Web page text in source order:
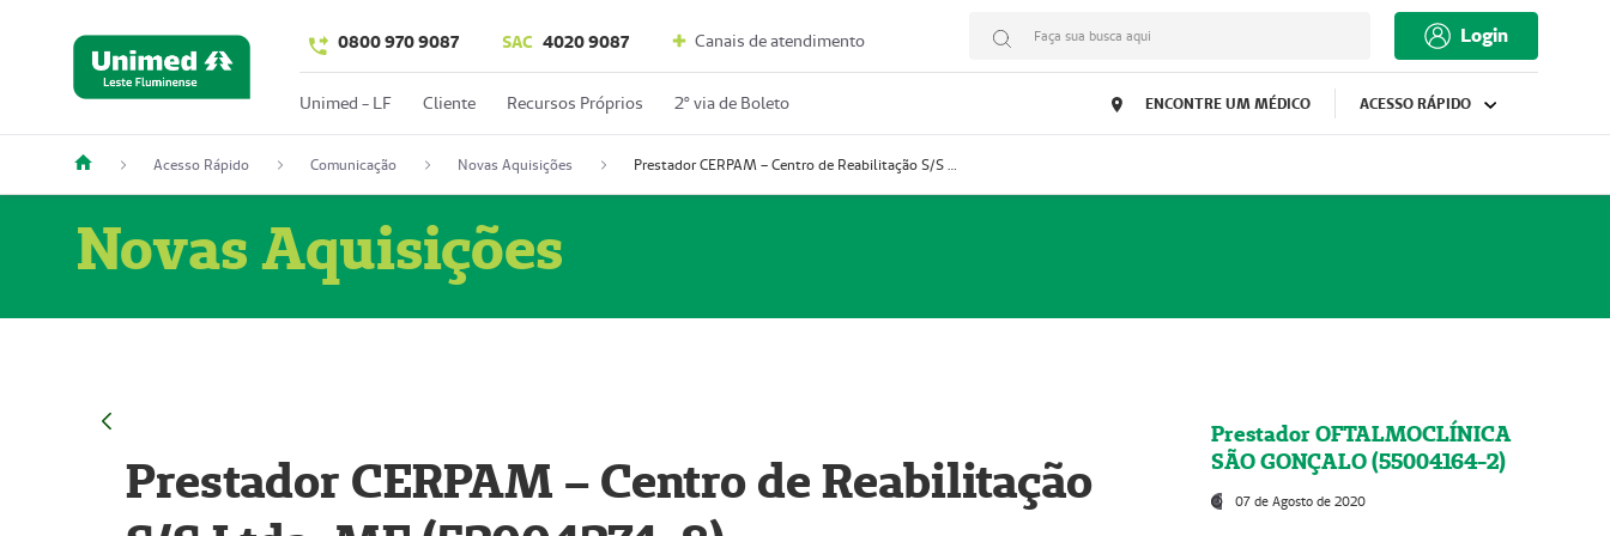
0800 970 9087 SAC 4020 9087 Canais de atendimento Faça sua busca aqui Login
Unimed - LF Cliente Recursos Próprios 2º via de Boleto ENCONTRE UM MÉDICO ACESSO RÁPIDO
Acesso Rápido Comunicação Novas Aquisições Prestador CERPAM – Centro de Reabilitação S/S Ltda-ME (52004274-8)
Novas Aquisições
Prestador CERPAM – Centro de Reabilitação
Prestador OFTALMOCLÍNICA
SÃO GONÇALO (55004164-2)
07 de Agosto de 2020